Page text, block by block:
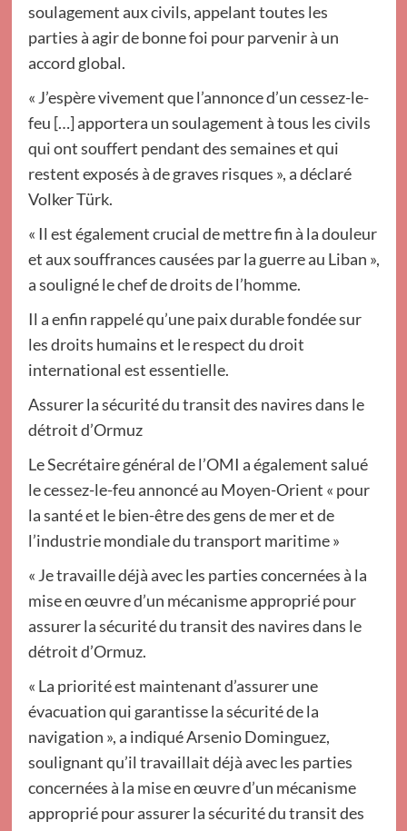
soulagement aux civils, appelant toutes les
parties à agir de bonne foi pour parvenir à un
accord global.
« J’espère vivement que l’annonce d’un cessez-le-
feu […] apportera un soulagement à tous les civils
qui ont souffert pendant des semaines et qui
restent exposés à de graves risques », a déclaré
Volker Türk.
« Il est également crucial de mettre fin à la douleur
et aux souffrances causées par la guerre au Liban »,
a souligné le chef de droits de l’homme.
Il a enfin rappelé qu’une paix durable fondée sur
les droits humains et le respect du droit
international est essentielle.
Assurer la sécurité du transit des navires dans le
détroit d’Ormuz
Le Secrétaire général de l’OMI a également salué
le cessez-le-feu annoncé au Moyen-Orient « pour
la santé et le bien-être des gens de mer et de
l’industrie mondiale du transport maritime »
« Je travaille déjà avec les parties concernées à la
mise en œuvre d’un mécanisme approprié pour
assurer la sécurité du transit des navires dans le
détroit d’Ormuz.
« La priorité est maintenant d’assurer une
évacuation qui garantisse la sécurité de la
navigation », a indiqué Arsenio Dominguez,
soulignant qu’il travaillait déjà avec les parties
concernées à la mise en œuvre d’un mécanisme
approprié pour assurer la sécurité du transit des